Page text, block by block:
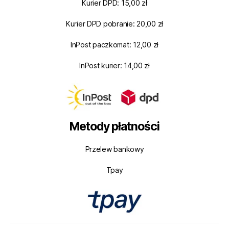
Kurier DPD: 15,00 zł
Kurier DPD pobranie: 20,00 zł
InPost paczkomat: 12,00 zł
InPost kurier: 14,00 zł
Metody płatności
Przelew bankowy
Tpay